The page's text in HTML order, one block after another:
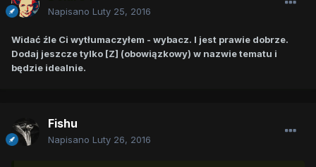
Napisano Luty 25, 2016
Widać źle Ci wytłumaczyłem - wybacz. I jest prawie dobrze.
Dodaj jeszcze tylko [Z] (obowiązkowy) w nazwie tematu i
będzie idealnie.
Fishu
Napisano Luty 26, 2016